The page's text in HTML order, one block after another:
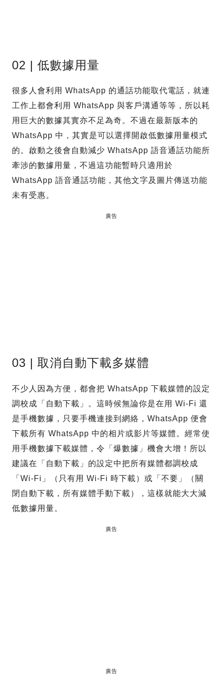
02 | 低數據用量
很多人會利用 WhatsApp 的通話功能取代電話，就連
工作上都會利用 WhatsApp 與客戶溝通等等，所以耗
用巨大的數據其實亦不足為奇。不過在最新版本的
WhatsApp 中，其實是可以選擇開啟低數據用量模式
的。啟動之後會自動減少 WhatsApp 語音通話功能所
牽涉的數據用量，不過這功能暫時只適用於
WhatsApp 語音通話功能，其他文字及圖片傳送功能
未有受惠。
廣告
03 | 取消自動下載多媒體
不少人因為方便，都會把 WhatsApp 下載媒體的設定
調校成「自動下載」。這時候無論你是在用 Wi-Fi 還
是手機數據，只要手機連接到網絡，WhatsApp 便會
下載所有 WhatsApp 中的相片或影片等媒體。經常使
用手機數據下載媒體，令「爆數據」機會大增！所以
建議在「自動下載」的設定中把所有媒體都調校成
「Wi-Fi」（只有用 Wi-Fi 時下載）或「不要」（關
閉自動下載，所有媒體手動下載），這樣就能大大減
低數據用量。
廣告
廣告